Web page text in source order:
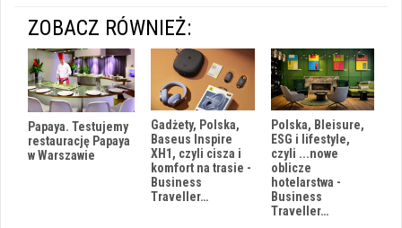
ZOBACZ RÓWNIEŻ:
Papaya. Testujemy
restaurację Papaya
w Warszawie
Gadżety, Polska,
Baseus Inspire
XH1, czyli cisza i
komfort na trasie -
Business
Traveller…
Polska, Bleisure,
ESG i lifestyle,
czyli ...nowe
oblicze
hotelarstwa -
Business
Traveller…